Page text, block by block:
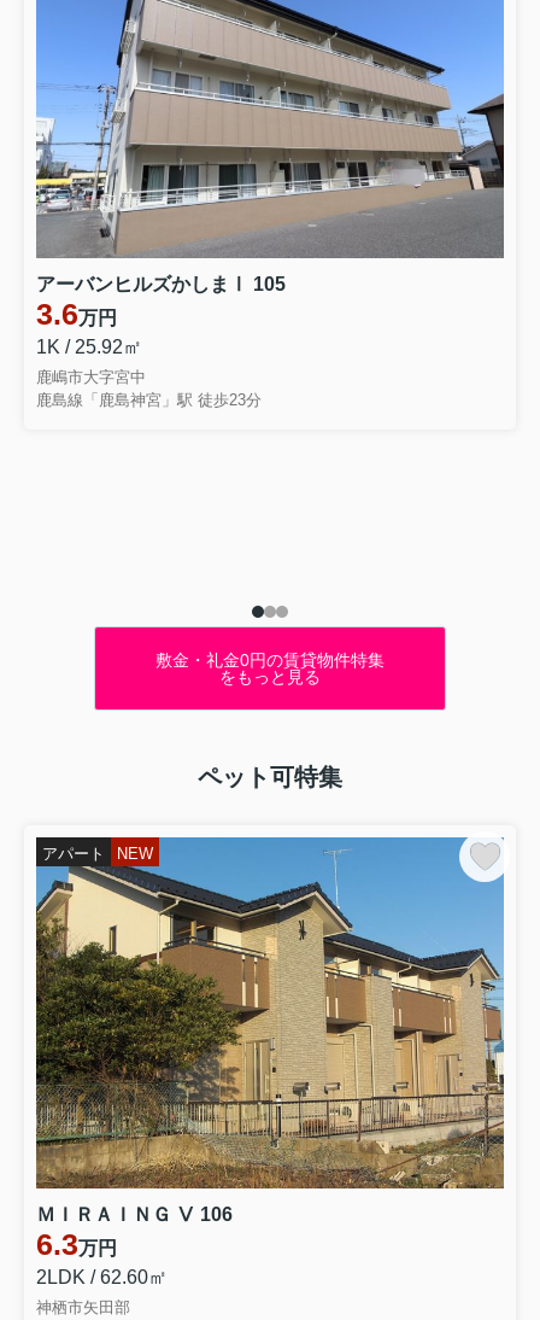
アーバンヒルズかしまⅠ 105
3.6万円
1K / 25.92㎡
鹿嶋市大字宮中
鹿島線「鹿島神宮」駅 徒歩23分
敷金・礼金0円の賃貸物件特集
をもっと見る
ペット可特集
アパート NEW
ＭＩＲＡＩＮＧ Ⅴ 106
6.3万円
2LDK / 62.60㎡
神栖市矢田部